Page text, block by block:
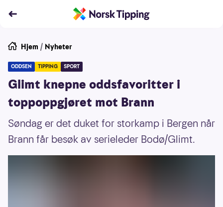
Hjem / Nyheter
ODDSEN TIPPING SPORT
Glimt knepne oddsfavoritter i
toppoppgjøret mot Brann
Søndag er det duket for storkamp i Bergen når
Brann får besøk av serieleder Bodø/Glimt.